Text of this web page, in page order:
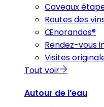
Caveaux
Routes des
Œnorandos®
Rendez-vous
Visites
Tout voir
Autour de l’eau